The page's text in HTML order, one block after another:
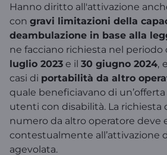
Hanno diritto all'attivazione
con gravi limitazioni della
deambulazione in base alla
ne facciano richiesta nel periodo
luglio 2023 e il 30 giugno 2024,
casi di portabilità da altro
quale beneficiavano di
utenti con disabilità. La richiesta
numero da altro operatore deve
contestualmente all’attivazione
agevolata.